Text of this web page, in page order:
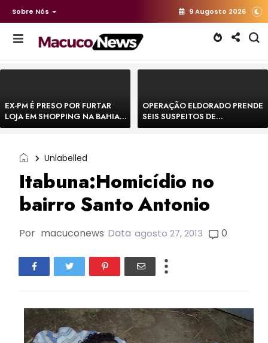
Sobre Nós 9 Augosto 2026
EX-PM É PRESO POR FURTAR
LOJA EM SHOPPING NA BAHIA E
ESCAPA CORRENDO DE
OPERAÇÃO ELDORADO PRENDE
SEIS SUSPEITOS DE
MOVIMENTAR R$ 25 MILHÕES
Unlabelled
Itabuna:Homicídio no
bairro Santo Antonio
Por macuconews Data agosto 27, 2013 0